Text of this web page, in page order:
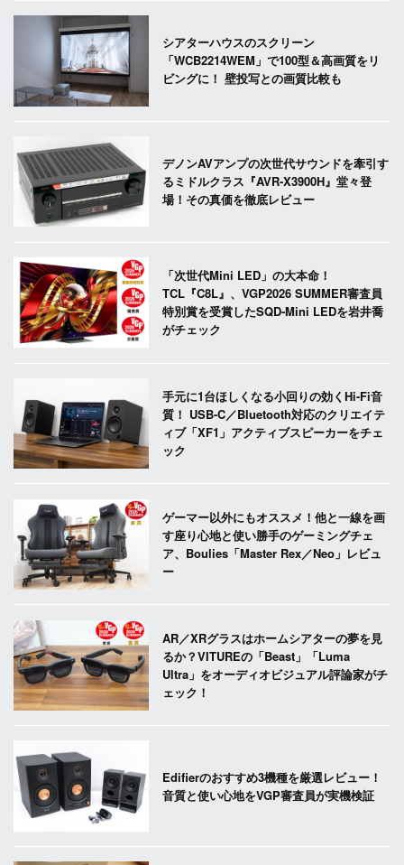
シアターハウスのスクリーン
「WCB2214WEM」で100型＆高画質をリ
ビングに！ 壁投写との画質比較も
デノンAVアンプの次世代サウンドを牽引す
るミドルクラス『AVR-X3900H』堂々登
場！その真価を徹底レビュー
「次世代Mini LED」の大本命！
TCL『C8L』、VGP2026 SUMMER審査員
特別賞を受賞したSQD-Mini LEDを岩井喬
がチェック
手元に1台ほしくなる小回りの効くHi-Fi音
質！ USB-C／Bluetooth対応のクリエイテ
ィブ「XF1」アクティブスピーカーをチェ
ック
ゲーマー以外にもオススメ！他と一線を画
す座り心地と使い勝手のゲーミングチェ
ア、Boulies「Master Rex／Neo」レビュ
ー
AR／XRグラスはホームシアターの夢を見
るか？VITUREの「Beast」「Luma
Ultra」をオーディオビジュアル評論家がチ
ェック！
Edifierのおすすめ3機種を厳選レビュー！
音質と使い心地をVGP審査員が実機検証